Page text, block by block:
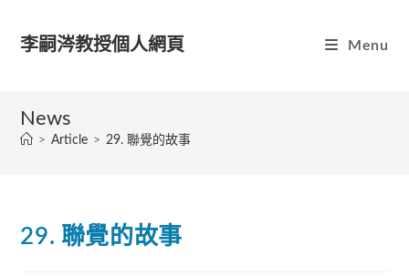
content
李嗣涔教授個人網頁 Menu
News
> Article > 29. 聯覺的故事
29. 聯覺的故事